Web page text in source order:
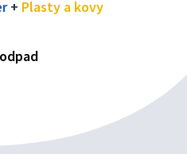
+ Plasty a kovy